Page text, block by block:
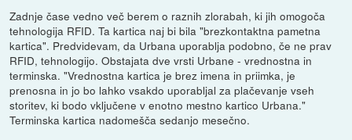
Zadnje čase vedno več berem o raznih zlorabah, ki jih omogoča
tehnologija RFID. Ta kartica naj bi bila "brezkontaktna pametna
kartica". Predvidevam, da Urbana uporablja podobno, če ne prav
RFID, tehnologijo. Obstajata dve vrsti Urbane - vrednostna in
terminska. "Vrednostna kartica je brez imena in priimka, je
prenosna in jo bo lahko vsakdo uporabljal za plačevanje vseh
storitev, ki bodo vključene v enotno mestno kartico Urbana."
Terminska kartica nadomešča sedanjo mesečno.